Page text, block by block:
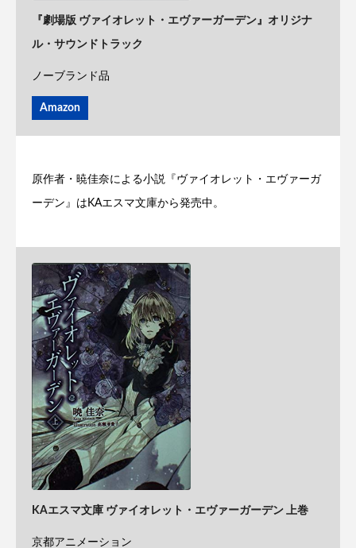
『劇場版 ヴァイオレット・エヴァーガーデン』オリジナ
ル・サウンドトラック
ノーブランド品
Amazon
原作者・暁佳奈による小説『ヴァイオレット・エヴァーガ
ーデン』はKAエスマ文庫から発売中。
KAエスマ文庫 ヴァイオレット・エヴァーガーデン 上巻
京都アニメーション